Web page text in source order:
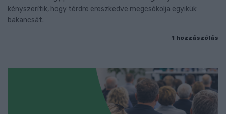
kényszerítik, hogy térdre ereszkedve megcsókolja egyikük
bakancsát.
1 hozzászólás